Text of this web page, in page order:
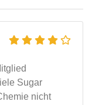
Sugar
nicht